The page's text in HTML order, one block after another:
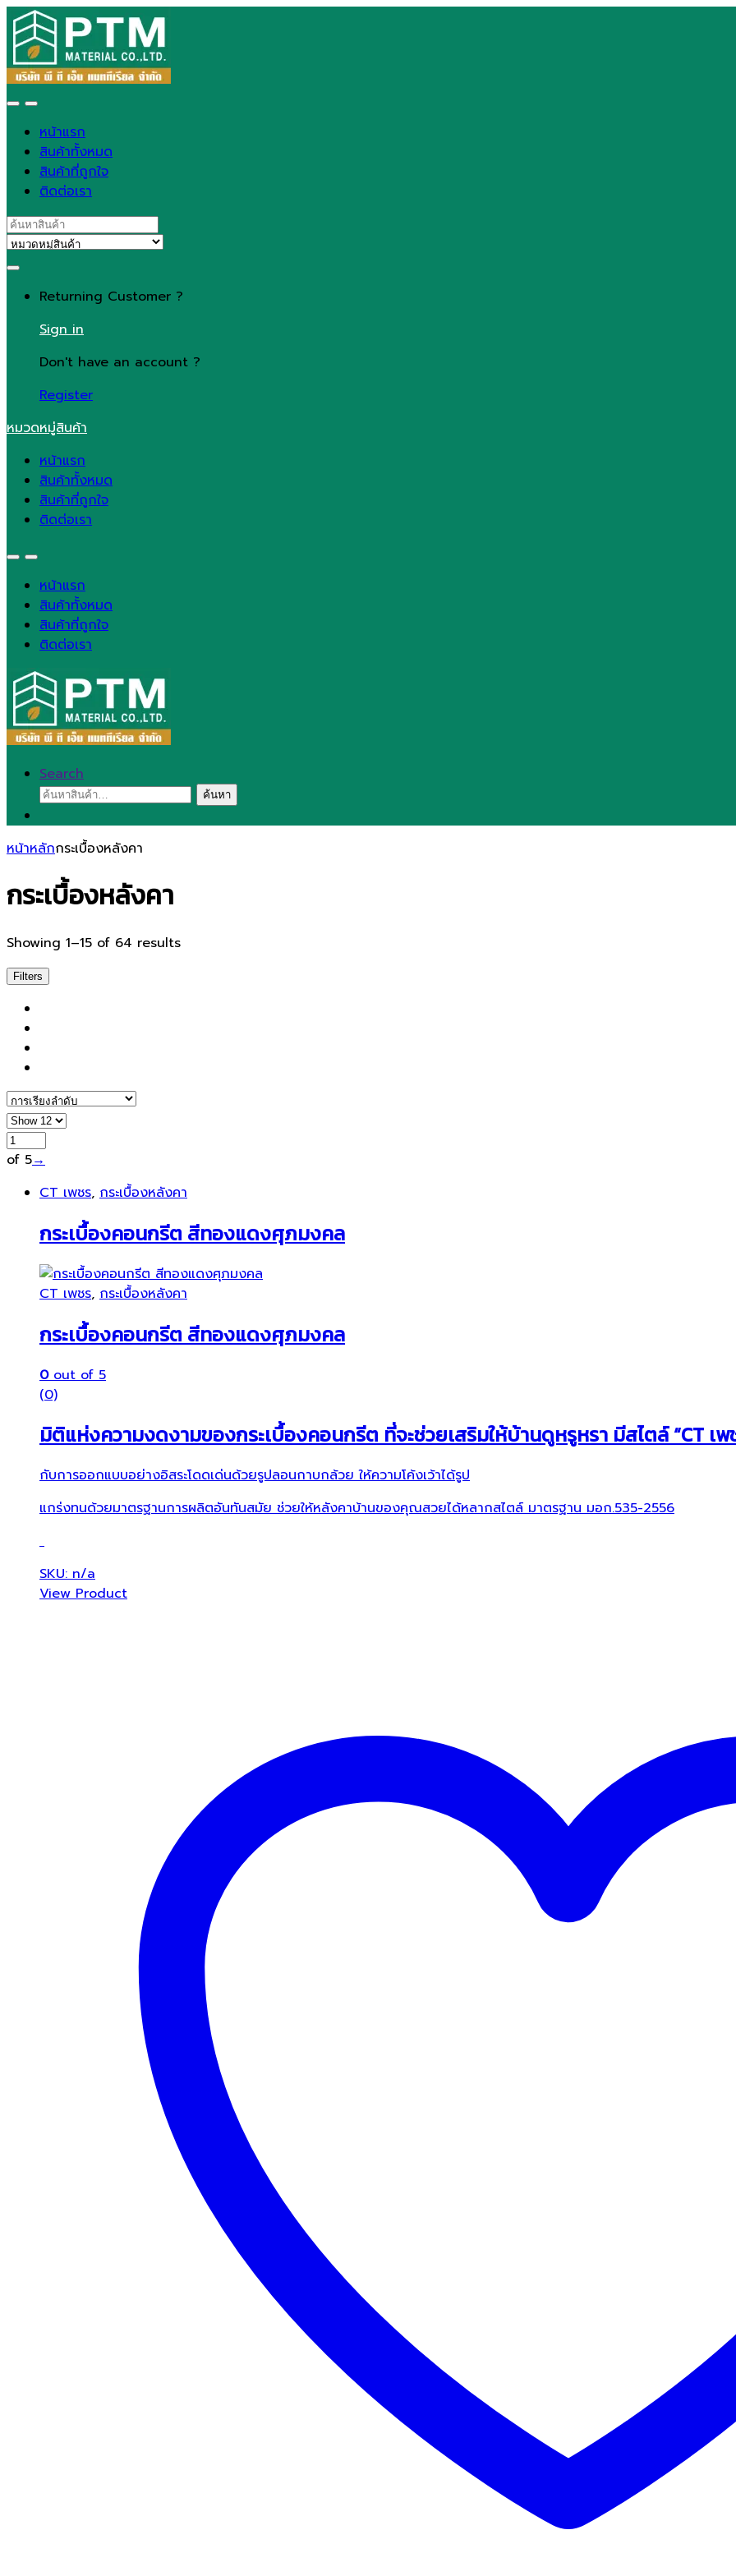
Skip
to
navigation
Skip
to
content
หน้าแรก
สินค้าทั้งหมด
สินค้าที่ถูกใจ
ติดต่อเรา
Search
for:
Returning Customer ?
Sign in
Don't have an account ?
Register
หมวดหมู่สินค้า
หน้าแรก
สินค้าทั้งหมด
สินค้าที่ถูกใจ
ติดต่อเรา
หน้าแรก
สินค้าทั้งหมด
สินค้าที่ถูกใจ
ติดต่อเรา
Search
ค้นหา:
ค้นหา
หน้าหลักกระเบื้องหลังคา
กระเบื้องหลังคา
Showing 1–15 of 64 results
Filters
of 5→
CT เพชร, กระเบื้องหลังคา
กระเบื้องคอนกรีต สีทองแดงศุภมงคล
CT เพชร, กระเบื้องหลังคา
กระเบื้องคอนกรีต สีทองแดงศุภมงคล
0out of 5
(0)
มิติแห่งความงดงามของกระเบื้องคอนกรีต ที่จะช่วยเสริมให้บ้านดูหรูหรา มีสไตล์ “CT เพ
กับการออกแบบอย่างอิสระโดดเด่นด้วยรูปลอนกาบกล้วย ให้ความโค้งเว้าได้รูป
แกร่งทนด้วยมาตรฐานการผลิตอันทันสมัย ช่วยให้หลังคาบ้านของคุณสวยได้หลากสไตล์ มาตรฐาน มอก.535-2556
SKU: n/a
View Product